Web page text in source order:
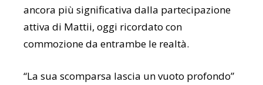
ancora più significativa dalla partecipazione
attiva di Mattii, oggi ricordato con
commozione da entrambe le realtà.
“La sua scomparsa lascia un vuoto profondo”